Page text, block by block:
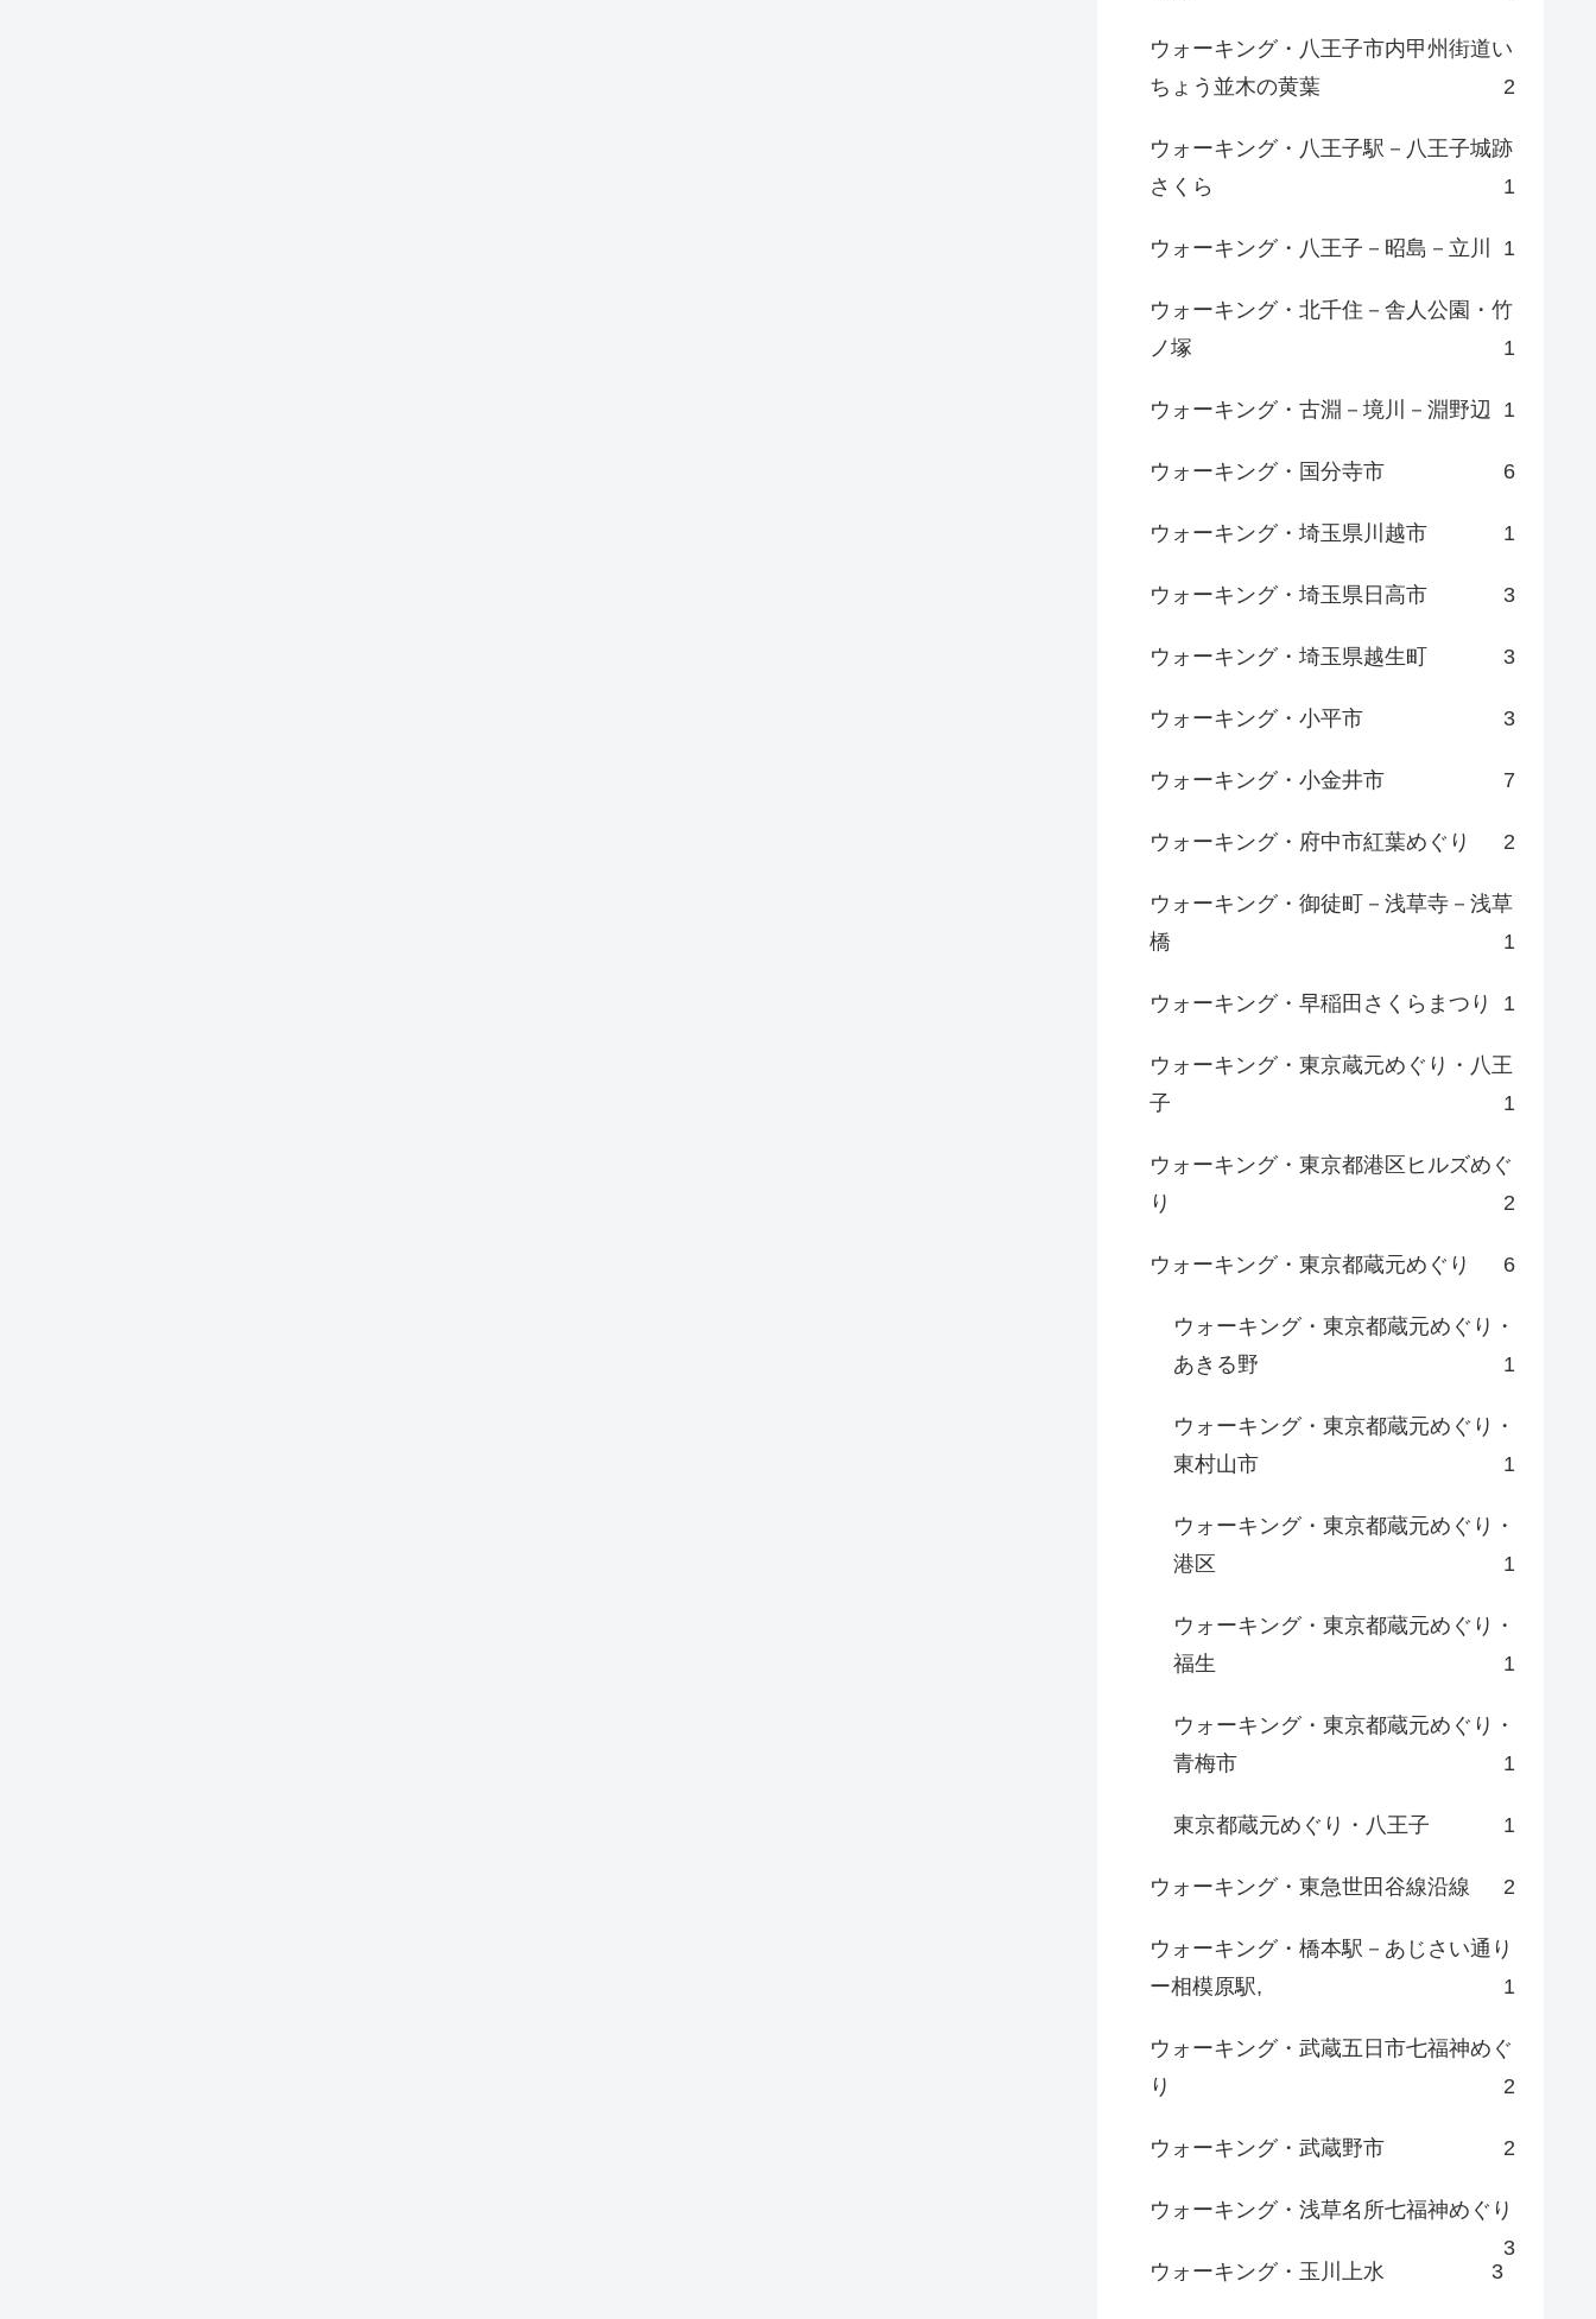
ウォーキング・八王子市内甲州街道い
ちょう並木の黄葉
2
ウォーキング・八王子駅－八王子城跡
さくら
1
ウォーキング・八王子－昭島－立川 1
ウォーキング・北千住－舎人公園・竹
ノ塚
1
ウォーキング・古淵－境川－淵野辺 1
ウォーキング・国分寺市 6
ウォーキング・埼玉県川越市 1
ウォーキング・埼玉県日高市 3
ウォーキング・埼玉県越生町 3
ウォーキング・小平市 3
ウォーキング・小金井市 7
ウォーキング・府中市紅葉めぐり 2
ウォーキング・御徒町－浅草寺－浅草
橋
1
ウォーキング・早稲田さくらまつり 1
ウォーキング・東京蔵元めぐり・八王
子
1
ウォーキング・東京都港区ヒルズめぐ
り
2
ウォーキング・東京都蔵元めぐり 6
ウォーキング・東京都蔵元めぐり・
あきる野
1
ウォーキング・東京都蔵元めぐり・
東村山市
1
ウォーキング・東京都蔵元めぐり・
港区
1
ウォーキング・東京都蔵元めぐり・
福生
1
ウォーキング・東京都蔵元めぐり・
青梅市
1
東京都蔵元めぐり・八王子 1
ウォーキング・東急世田谷線沿線 2
ウォーキング・橋本駅－あじさい通り
ー相模原駅,
1
ウォーキング・武蔵五日市七福神めぐ
り
2
ウォーキング・武蔵野市 2
ウォーキング・浅草名所七福神めぐり
3
ウォーキング・玉川上水
3